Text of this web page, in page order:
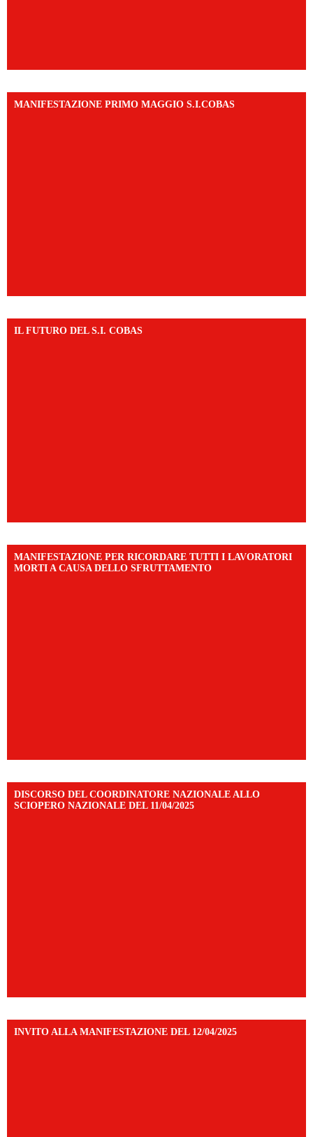
MANIFESTAZIONE PRIMO MAGGIO S.I.COBAS
IL FUTURO DEL S.I. COBAS
MANIFESTAZIONE PER RICORDARE TUTTI I LAVORATORI
MORTI A CAUSA DELLO SFRUTTAMENTO
DISCORSO DEL COORDINATORE NAZIONALE ALLO
SCIOPERO NAZIONALE DEL 11/04/2025
INVITO ALLA MANIFESTAZIONE DEL 12/04/2025